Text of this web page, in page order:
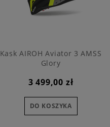
Kask AIROH Aviator 3 AMSS
Glory
3 499,00 zł
DO KOSZYKA